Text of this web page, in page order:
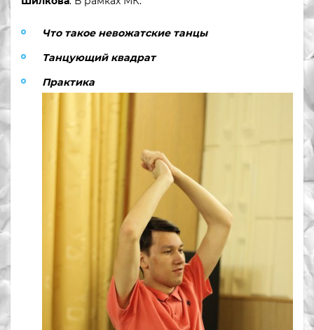
Что такое невожатские танцы
Танцующий квадрат
Практика